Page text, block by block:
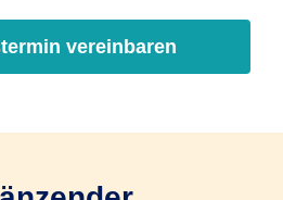
vereinbaren